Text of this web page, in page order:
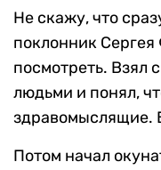
Не скажу, что
поклонник
посмотреть. Взял
людьми и понял,
здравомыслящие.
Потом начал